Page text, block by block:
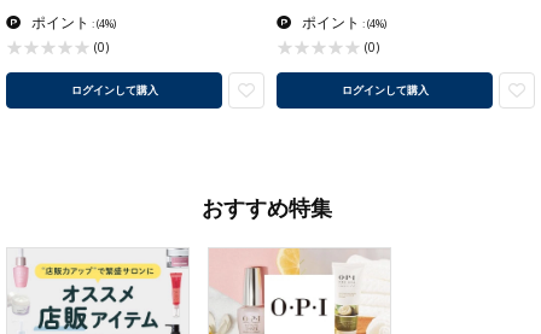
ポイント :(4%)
(0)
ログインして購入
ポイント :(4%)
(0)
ログインして購入
おすすめ特集